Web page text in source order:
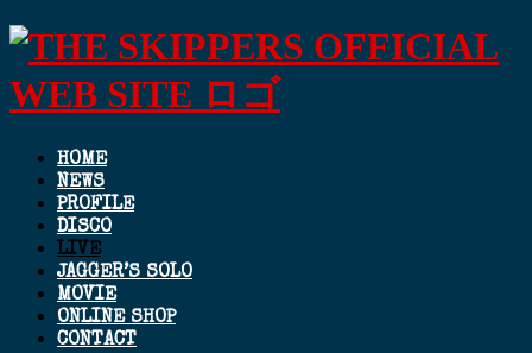
HOME
NEWS
PROFILE
DISCO
LIVE
JAGGER’S SOLO
MOVIE
ONLINE SHOP
CONTACT